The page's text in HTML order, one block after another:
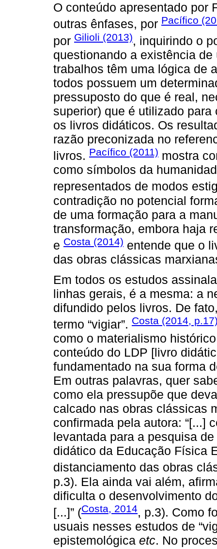
O conteúdo apresentado por
outras ênfases, por Pacífico
por Gilioli (2013), inquirindo o
questionando a existência
trabalhos têm uma lógica de
todos possuem um
pressuposto do que é real,
superior) que é utilizado
os livros didáticos. Os
razão preconizada no
livros. Pacífico (2011) mostra
como símbolos da
representados de modos
contradição no potencial
de uma formação para a
transformação, embora haja
e Costa (2014) entende que o
das obras clássicas
Em todos os estudos
linhas gerais, é a mesma: a
difundido pelos livros. De
termo “vigiar”. Costa (2014,
como o materialismo
conteúdo do LDP [livro
fundamentado na sua forma
Em outras palavras, quer
como ela pressupõe que
calcado nas obras clássicas
confirmada pela autora: “[...]
levantada para a pesquisa
didático da Educação Física
distanciamento das obras
p.3). Ela ainda vai além,
dificulta o desenvolvimento
[...]” (Costa, 2014, p.3). Como
usuais nesses estudos de
epistemológica etc. No